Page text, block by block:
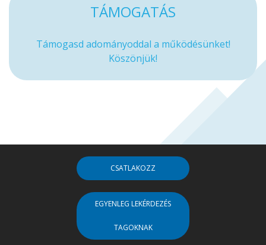
TÁMOGATÁS
Támogasd adományoddal a működésünket!
Köszönjük!
CSATLAKOZZ
EGYENLEG LEKÉRDEZÉS
TAGOKNAK